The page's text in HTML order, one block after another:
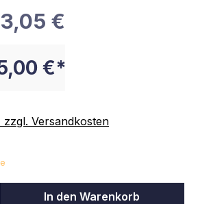
€
€*
Versandkosten
Gib den
In den Warenkorb